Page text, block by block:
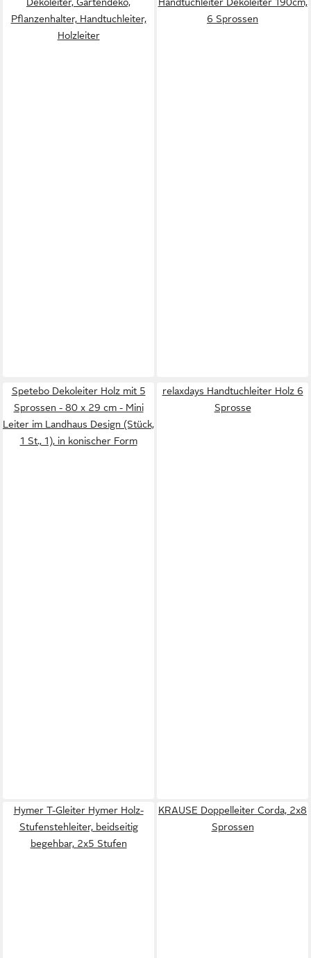
Pflanzenhalter, Handtuchleiter,
Holzleiter
6 Sprossen
Spetebo Dekoleiter Holz mit 5
Sprossen - 80 x 29 cm - Mini
Leiter im Landhaus Design (Stück,
1 St., 1), in konischer Form
relaxdays Handtuchleiter Holz 6
Sprosse
Hymer T-Gleiter Hymer Holz-
Stufenstehleiter, beidseitig
begehbar, 2x5 Stufen
KRAUSE Doppelleiter Corda, 2x8
Sprossen